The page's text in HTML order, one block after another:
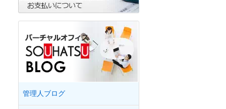
管理人ブログ